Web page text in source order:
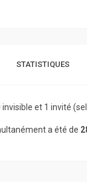
STATISTIQUES
et 1 invité
a été de